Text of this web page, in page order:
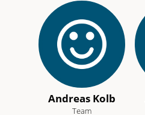
Andreas Kolb
Team